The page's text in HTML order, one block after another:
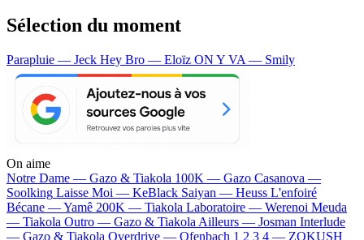
Sélection du moment
Parapluie — Jeck Hey Bro — Eloïz ON Y VA — Smily
On aime
Notre Dame — Gazo & Tiakola 100K — Gazo Casanova —
Soolking Laisse Moi — KeBlack Saiyan — Heuss L'enfoiré
Bécane —Yamê 200K — Tiakola Laboratoire — Werenoi Meuda
— Tiakola Outro — Gazo & Tiakola Ailleurs — Josman Interlude
— Gazo & Tiakola Overdrive — Ofenbach 1 2 3 4 — ZOKUSH